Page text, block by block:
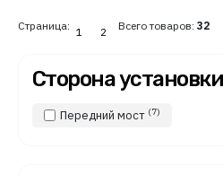
Страница: 1 2 Всего товаров: 32
Сторона установки
Передний мост (7)